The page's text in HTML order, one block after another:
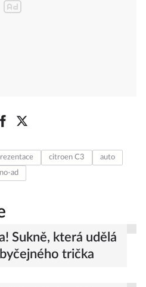
citroen C3
auto
no-ad
Sukně, která udělá
trička